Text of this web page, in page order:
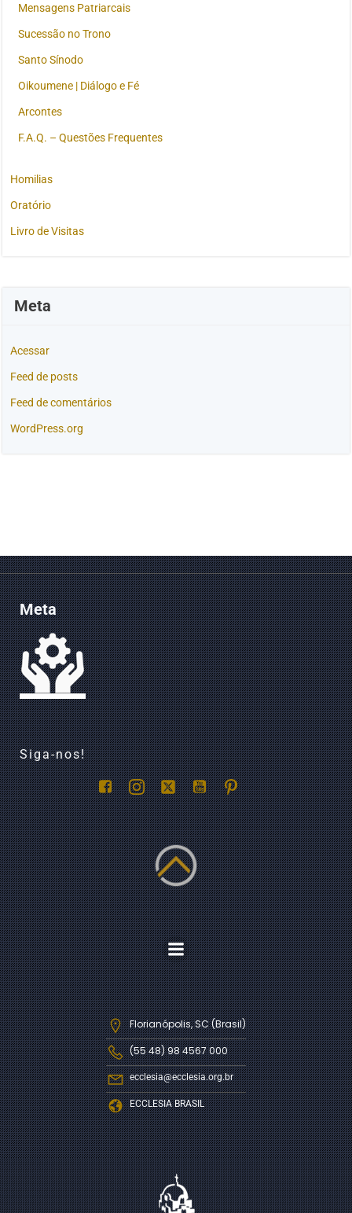
Mensagens Patriarcais
Sucessão no Trono
Santo Sínodo
Oikoumene | Diálogo e Fé
Arcontes
F.A.Q. – Questões Frequentes
Homilias
Oratório
Livro de Visitas
Meta
Acessar
Feed de posts
Feed de comentários
WordPress.org
Meta
Florianópolis, SC (Brasil)
(55 48) 98 4567 000
ecclesia@ecclesia.org.br
ECCLESIA BRASIL
Siga-nos!